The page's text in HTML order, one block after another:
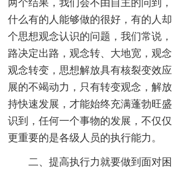
两个结果，我们会不由自主的问到
什么有的人能够做的很好，有的人
个思想观念认识的问题，我们常说
路决定出路，观念转、大地宽，观
观念转变，思想解放具有核裂变效
展的不竭动力，只有转变观念，解
持快速发展，才能始终充满蓬勃旺
识到，任何一个事物的发展，不仅
更重要的是各级人员的执行能力。
二、提高执行力就要做到面对